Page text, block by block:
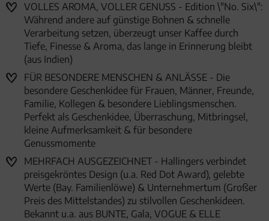
VOLLES AROMA, VOLLER GENUSS - Edition \"No. Six\":
Während andere auf günstige Bohnen & schnelle
Verarbeitung setzen, überzeugt unser Kaffee durch
Tiefe, Finesse & Aroma, das lange in Erinnerung bleibt
(aus Indien)
FÜR BESONDERE MENSCHEN & ANLÄSSE - Die
besondere Geschenkidee für Frauen, Männer, Freunde,
Familie, Kollegen & besondere Lieblingsmenschen.
Perfekt als Geschenkidee, Überraschung, Mitbringsel,
kleine Aufmerksamkeit & für besondere
Genussmomente
MEHRFACH AUSGEZEICHNET - Hallingers verbindet
preisgekröntes Design (u.a. Red Dot Award), gelebte
Werte (Bay. Familienlöwe) & Unternehmertum (Großer
Preis des Mittelstandes) zu stilvollen Geschenkideen.
Bekannt u.a. aus BUNTE, Gala, VOGUE & ELLE